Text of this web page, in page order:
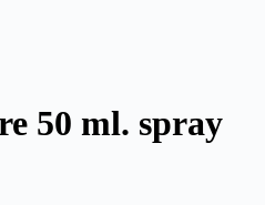
50 ml. spray